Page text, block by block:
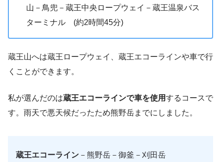
山－鳥兜－蔵王中央ロープウェイ－蔵王温泉バス
ターミナル (約2時間45分)
蔵王山へは蔵王ロープウェイ、蔵王エコーラインや車で行
くことができます。
私が選んだのは蔵王エコーラインで車を使用するコースで
す。雨天で悪天候だったため熊野岳までにしました。
蔵王エコーライン －熊野岳－御釜－刈田岳